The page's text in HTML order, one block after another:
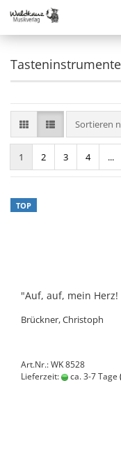
Tasteninstrumente
Sortieren
Sortieren
1 2 3 4 ...
TOP
"Auf, auf, mein
Brückner, Christoph
Art.Nr.: WK 8528
Lieferzeit:
ca. 3-7 Tage